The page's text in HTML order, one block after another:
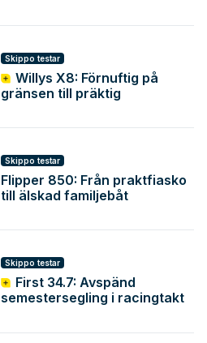
Skippo testar
Willys X8: Förnuftig på
gränsen till präktig
Skippo testar
Flipper 850: Från praktfiasko
till älskad familjebåt
Skippo testar
First 34.7: Avspänd
semestersegling i racingtakt